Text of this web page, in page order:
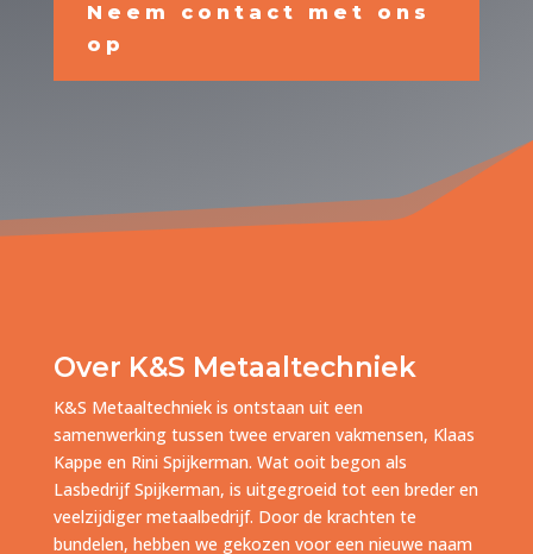
Neem contact met ons
op
Over K&S Metaaltechniek
K&S Metaaltechniek is ontstaan uit een
samenwerking tussen twee ervaren vakmensen, Klaas
Kappe en Rini Spijkerman. Wat ooit begon als
Lasbedrijf Spijkerman, is uitgegroeid tot een breder en
veelzijdiger metaalbedrijf. Door de krachten te
bundelen, hebben we gekozen voor een nieuwe naam